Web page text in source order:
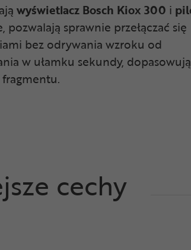
wyświetlacz Bosch Kiox 300 i
sprawnie przełączać się
bez odrywania wzroku od
w ułamku sekundy,
cechy